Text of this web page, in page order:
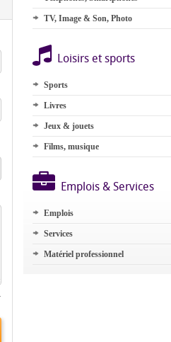
TV, Image & Son, Photo
Loisirs et sports
Sports
Livres
Jeux & jouets
Films, musique
Emplois & Services
Emplois
Services
Matériel professionnel